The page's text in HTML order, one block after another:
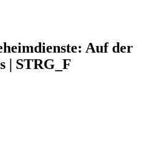
Auf der
| STRG_F